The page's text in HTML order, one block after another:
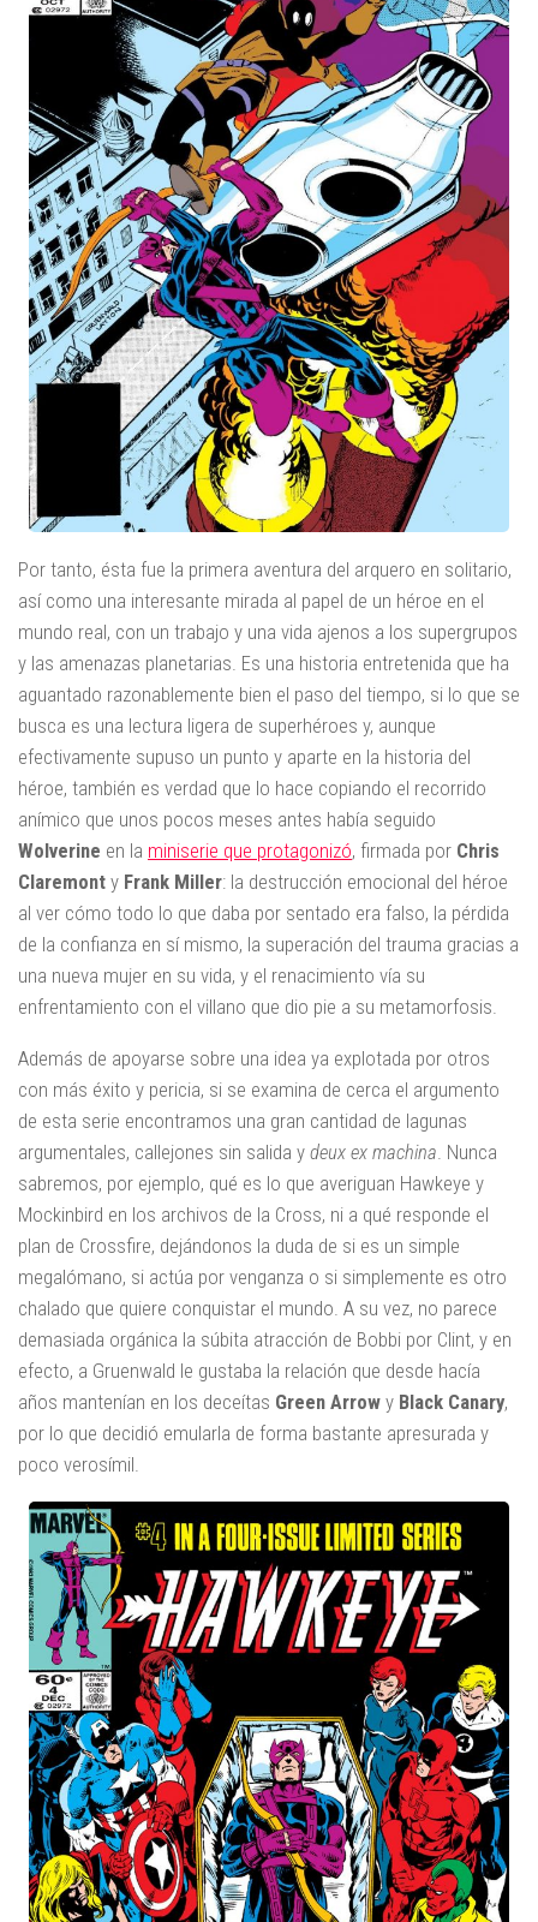
Por tanto, ésta fue la primera aventura del arquero en solitario,
así como una interesante mirada al papel de un héroe en el
mundo real, con un trabajo y una vida ajenos a los supergrupos
y las amenazas planetarias. Es una historia entretenida que ha
aguantado razonablemente bien el paso del tiempo, si lo que se
busca es una lectura ligera de superhéroes y, aunque
efectivamente supuso un punto y aparte en la historia del
héroe, también es verdad que lo hace copiando el recorrido
anímico que unos pocos meses antes había seguido
Wolverine en la miniserie que protagonizó, firmada por Chris
Claremont y Frank Miller: la destrucción emocional del héroe
al ver cómo todo lo que daba por sentado era falso, la pérdida
de la confianza en sí mismo, la superación del trauma gracias a
una nueva mujer en su vida, y el renacimiento vía su
enfrentamiento con el villano que dio pie a su metamorfosis.
Además de apoyarse sobre una idea ya explotada por otros
con más éxito y pericia, si se examina de cerca el argumento
de esta serie encontramos una gran cantidad de lagunas
argumentales, callejones sin salida y deux ex machina . Nunca
sabremos, por ejemplo, qué es lo que averiguan Hawkeye y
Mockinbird en los archivos de la Cross, ni a qué responde el
plan de Crossfire, dejándonos la duda de si es un simple
megalómano, si actúa por venganza o si simplemente es otro
chalado que quiere conquistar el mundo. A su vez, no parece
demasiada orgánica la súbita atracción de Bobbi por Clint, y en
efecto, a Gruenwald le gustaba la relación que desde hacía
años mantenían en los deceítas Green Arrow y Black Canary,
por lo que decidió emularla de forma bastante apresurada y
poco verosímil.